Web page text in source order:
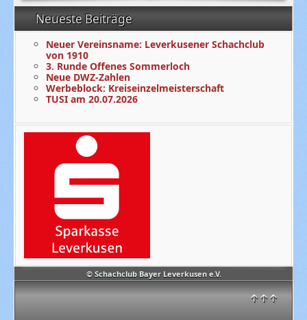
© Schachclub Bayer Leverkusen e.V.
↑↑↑
Neueste Beiträge
Neuer Vereinsname: Leverkusener Schachclub
von 1910
3. Runde Offenes Sommerloch
Neue DWZ-Zahlen
Werbeblock: Kreiseinzelmeisterschaft
TUSI am 20.07.2026